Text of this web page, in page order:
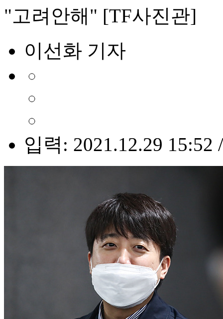
"고려안해" [TF사진관]
이선화 기자
입력: 2021.12.29 15:52